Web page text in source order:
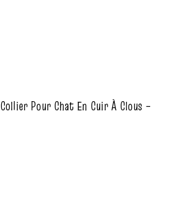
Collier Pour Chat En Cuir À Clous –